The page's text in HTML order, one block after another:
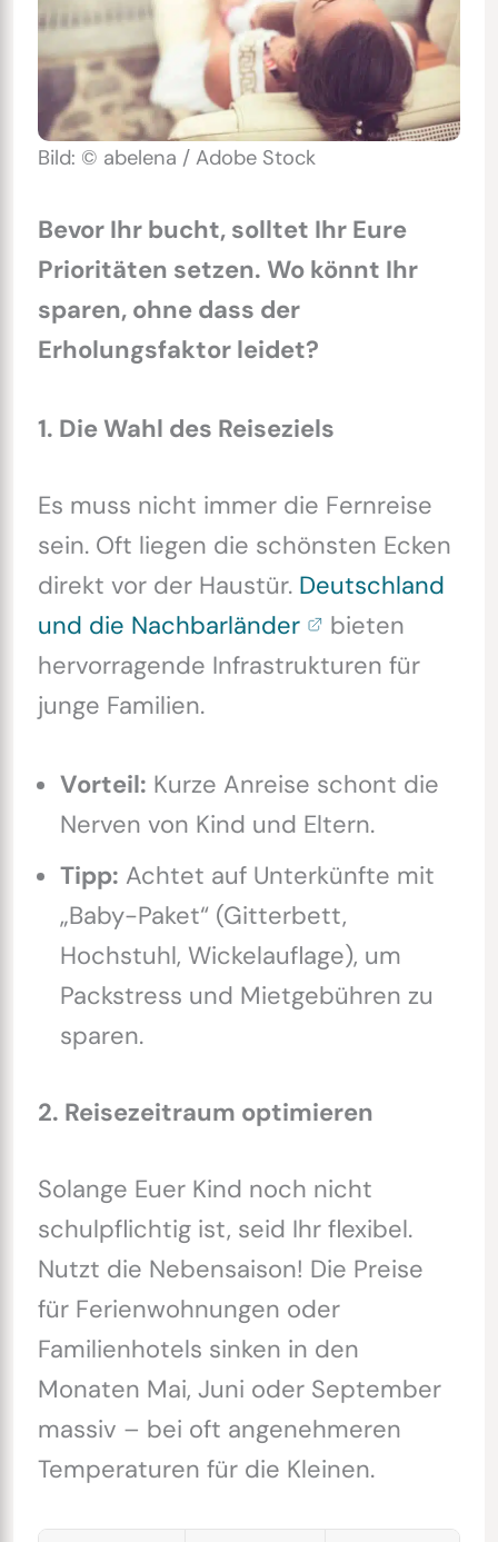
Bild: © abelena / Adobe Stock
Bevor Ihr bucht, solltet Ihr Eure
Prioritäten setzen. Wo könnt Ihr
sparen, ohne dass der
Erholungsfaktor leidet?
1. Die Wahl des Reiseziels
Es muss nicht immer die Fernreise
sein. Oft liegen die schönsten Ecken
direkt vor der Haustür. Deutschland
und die Nachbarländer
bieten
hervorragende Infrastrukturen für
junge Familien.
Vorteil: Kurze Anreise schont die
Nerven von Kind und Eltern.
Tipp: Achtet auf Unterkünfte mit
„Baby-Paket“ (Gitterbett,
Hochstuhl, Wickelauflage), um
Packstress und Mietgebühren zu
sparen.
2. Reisezeitraum optimieren
Solange Euer Kind noch nicht
schulpflichtig ist, seid Ihr flexibel.
Nutzt die Nebensaison! Die Preise
für Ferienwohnungen oder
Familienhotels sinken in den
Monaten Mai, Juni oder September
massiv – bei oft angenehmeren
Temperaturen für die Kleinen.